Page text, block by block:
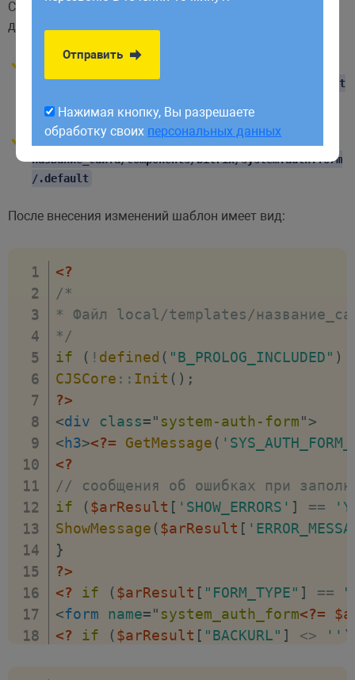
Cкопируем шаблон компонента и оформим под наш
дизайн:
Откуда:
bitrix/components/bitrix/system.auth.form/templat
Куда: local/templates/
название_сайта/components/bitrix/system.auth.form
/.default
После внесения изменений шаблон имеет вид:
<?
/*
* Файл local/templates/
*/
if
( ! defined ( "B_PROLOG_INCLUDED" )
CJSCore :: Init ( ) ;
?>
<div class=" system-auth-form">
<h3><?= GetMessage (
<?
// сообщения об ошибках при
if
($arResult [ 'SHOW_ERRORS' ] ==
ShowMessage ($arResult [
}
?>
<?
if ($arResult [ "FORM_TYPE" ] ==
<form name=" system_auth_form<?=
<?
if ($arResult [ "BACKURL" ] <> '' )
обработку своихперсональных данных
Отправить
Нажимая кнопку, Вы разрешаете
обработку своих персональных данных